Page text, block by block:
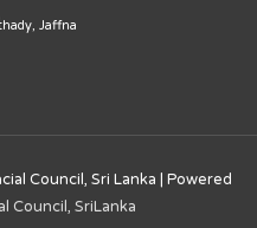
Jaffna
Council, Sri Lanka | Powered
Council, SriLanka